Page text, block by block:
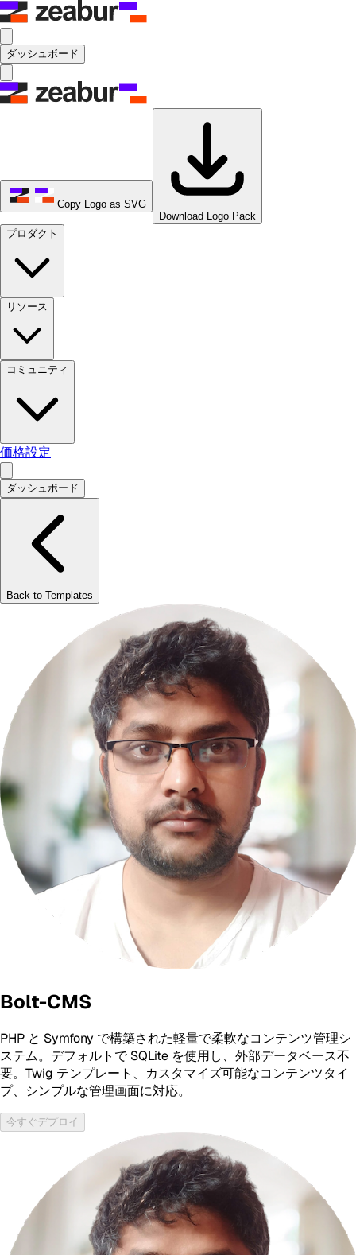
ダッシュボード
Copy Logo as SVG
Download Logo Pack
プロダクト
リソース
コミュニティ
価格設定
ダッシュボード
Back to Templates
Bolt-CMS
PHP と Symfony で構築された軽量で柔軟なコンテンツ管理シ
ステム。デフォルトで SQLite を使用し、外部データベース不
要。Twig テンプレート、カスタマイズ可能なコンテンツタイ
プ、シンプルな管理画面に対応。
今すぐデプロイ